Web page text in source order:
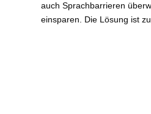
auch Sprachbarrieren
einsparen. Die Lösung ist